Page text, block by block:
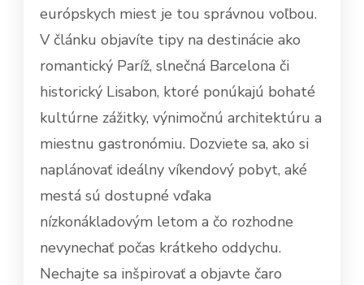
európskych miest je tou správnou voľbou.
V článku objavíte tipy na destinácie ako
romantický Paríž, slnečná Barcelona či
historický Lisabon, ktoré ponúkajú bohaté
kultúrne zážitky, výnimočnú architektúru a
miestnu gastronómiu. Dozviete sa, ako si
naplánovať ideálny víkendový pobyt, aké
mestá sú dostupné vďaka
nízkonákladovým letom a čo rozhodne
nevynechať počas krátkeho oddychu.
Nechajte sa inšpirovať a objavte čaro